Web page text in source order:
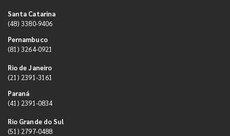
Santa Catarina
(48) 3380-9406
Pernambuco
(81) 3264-0921
Rio de Janeiro
(21) 2391-3161
Paraná
(41) 2391-0834
Rio Grande do Sul
(51) 2797-0488